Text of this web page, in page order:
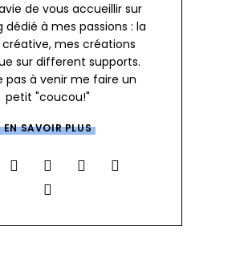
de vous accueillir sur
dédié à mes passions : la
mes créations
sur different supports.
pas à venir me faire un
petit "coucou!"
EN SAVOIR PLUS